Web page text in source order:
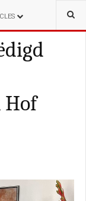
Hof